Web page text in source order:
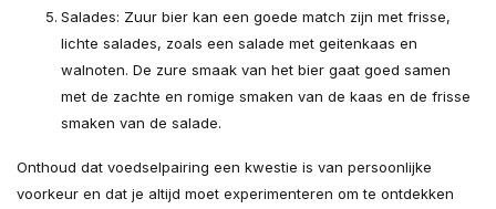
Salades: Zuur bier kan een goede match zijn met frisse,
lichte salades, zoals een salade met geitenkaas en
walnoten. De zure smaak van het bier gaat goed samen
met de zachte en romige smaken van de kaas en de frisse
smaken van de salade.
Onthoud dat voedselpairing een kwestie is van persoonlijke
voorkeur en dat je altijd moet experimenteren om te ontdekken